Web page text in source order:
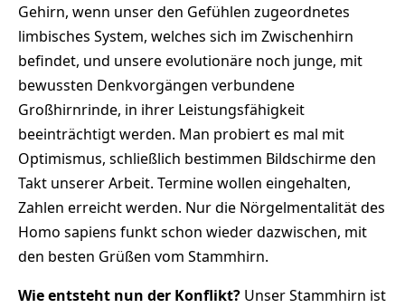
Gehirn, wenn unser den Gefühlen zugeordnetes
limbisches System, welches sich im Zwischenhirn
befindet, und unsere evolutionäre noch junge, mit
bewussten Denkvorgängen verbundene
Großhirnrinde, in ihrer Leistungsfähigkeit
beeinträchtigt werden. Man probiert es mal mit
Optimismus, schließlich bestimmen Bildschirme den
Takt unserer Arbeit. Termine wollen eingehalten,
Zahlen erreicht werden. Nur die Nörgelmentalität des
Homo sapiens funkt schon wieder dazwischen, mit
den besten Grüßen vom Stammhirn.
Wie entsteht nun der Konflikt? Unser Stammhirn ist